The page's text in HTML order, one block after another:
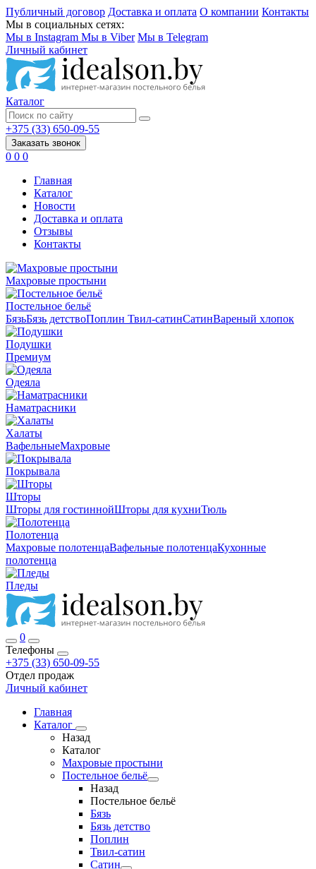
Публичный договор Доставка и оплата О компании Контакты
Мы в социальных сетях:
Мы в Instagram Мы в Viber Мы в Telegram
Личный кабинет
Каталог
+375 (33) 650-09-55
Заказать звонок
0 0 0
Главная
Каталог
Новости
Доставка и оплата
Отзывы
Контакты
Махровые простыни
Постельное бельё
БязьБязь детствоПоплин Твил-сатинСатинВареный хлопок
Подушки
Премиум
Одеяла
Наматрасники
Халаты
ВафельныеМахровые
Покрывала
Шторы
Шторы для гостиннойШторы для кухниТюль
Полотенца
Махровые полотенцаВафельные полотенцаКухонные
полотенца
Пледы
0
Телефоны
+375 (33) 650-09-55
Отдел продаж
Личный кабинет
Главная
Каталог
Назад
Каталог
Махровые простыни
Постельное бельё
Назад
Постельное бельё
Бязь
Бязь детство
Поплин
Твил-сатин
Сатин